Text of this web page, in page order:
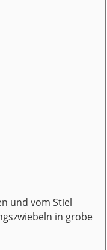
und vom Stiel
in grobe